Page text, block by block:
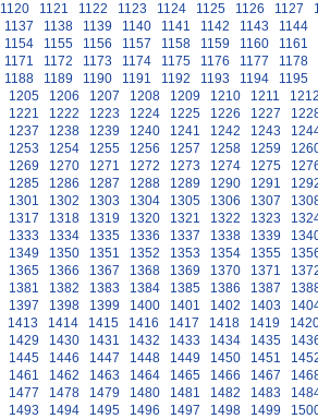
1120 1121 1122 1123 1124 1125 1126 1127
1137 1138 1139 1140 1141 1142 1143
1144
1154 1155 1156 1157 1158 1159 1160
1161
1171 1172 1173 1174 1175 1176 1177
1178
1188 1189 1190 1191 1192 1193 1194
1195
1205 1206 1207 1208 1209 1210 1211
1221 1222 1223 1224 1225 1226 1227
1237 1238 1239 1240 1241 1242 1243
1253 1254 1255 1256 1257 1258 1259
1269 1270 1271 1272 1273 1274 1275
1285 1286 1287 1288 1289 1290 1291
1301 1302 1303 1304 1305 1306 1307
1317 1318 1319 1320 1321 1322 1323
1333 1334 1335 1336 1337 1338 1339
1349 1350 1351 1352 1353 1354 1355
1365 1366 1367 1368 1369 1370 1371
1381 1382 1383 1384 1385 1386 1387
1397 1398 1399 1400 1401 1402 1403
1413 1414 1415 1416 1417 1418 1419
1429 1430 1431 1432 1433 1434 1435
1445 1446 1447 1448 1449 1450 1451
1461 1462 1463 1464 1465 1466 1467
1477 1478 1479 1480 1481 1482 1483
1493 1494 1495 1496 1497 1498 1499